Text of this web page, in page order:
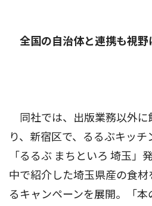
全国の自治体と連携も視野
同社では、出版業務以外に
り、新宿区で、るるぶキッチ
「るるぶ まちといろ 埼玉」
中で紹介した埼玉県産の食
るキャンペーンを展開。「本